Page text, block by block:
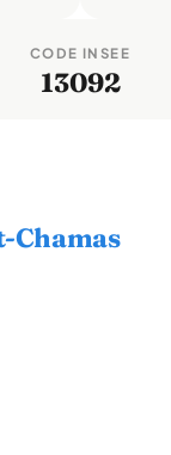
CODE INSEE
13092
Chamas